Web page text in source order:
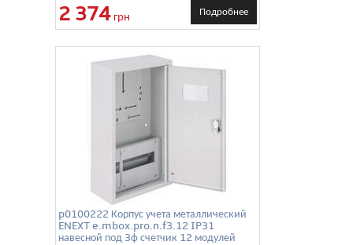
2 374грн Подробнее
p0100222 Корпус учета металлический
ENEXT e.mbox.pro.n.f3.12 IP31
навесной под 3ф счетчик 12 модулей